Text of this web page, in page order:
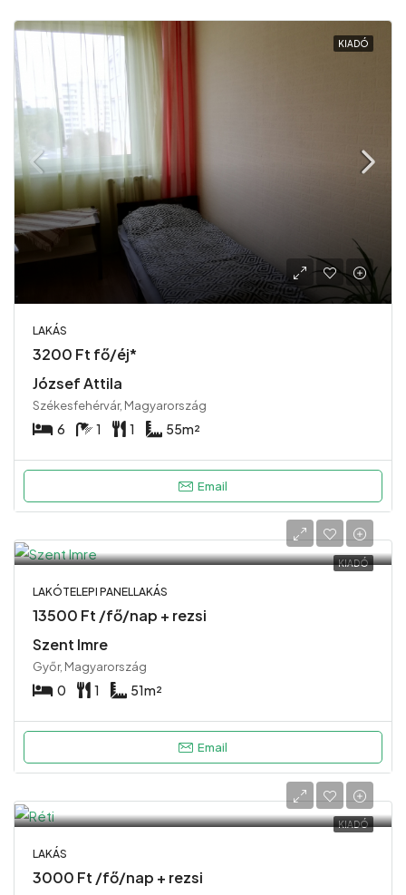
KIADÓ
LAKÁS
3200 Ft fő/éj*
József Attila
Székesfehérvár, Magyarország
6 1 1 55m²
Email
KIADÓ
LAKÓTELEPI PANELLAKÁS
13500 Ft /fő/nap + rezsi
Szent Imre
Győr, Magyarország
0 1 51m²
Email
KIADÓ
LAKÁS
3000 Ft /fő/nap + rezsi